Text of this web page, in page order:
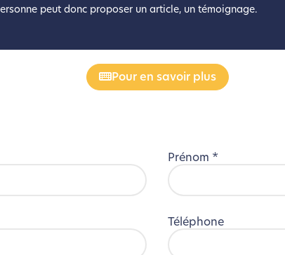
peut donc proposer un article, un témoignage.
Pour en savoir plus
Prénom *
Téléphone